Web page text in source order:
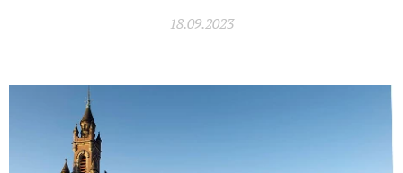
18.09.2023